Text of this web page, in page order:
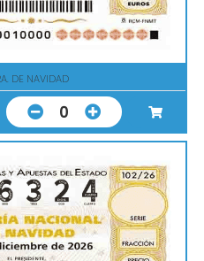
DE NAVIDAD
0